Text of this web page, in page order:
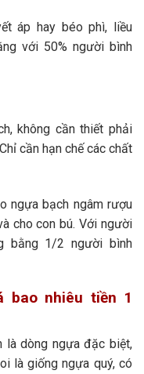
áp hay béo phì, liều
với 50% người bình
không cần thiết phải
cần hạn chế các chất
ngựa bạch ngâm rượu
cho con bú. Với người
bằng 1/2 người bình
bao nhiêu tiền 1
là dòng ngựa đặc biệt,
là giống ngựa quý, có